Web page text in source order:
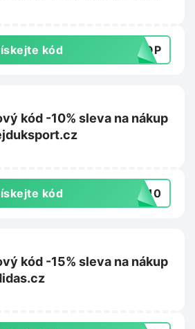
kód DROP
kód -10% sleva na nákup
kód ME10
kód -15% sleva na nákup